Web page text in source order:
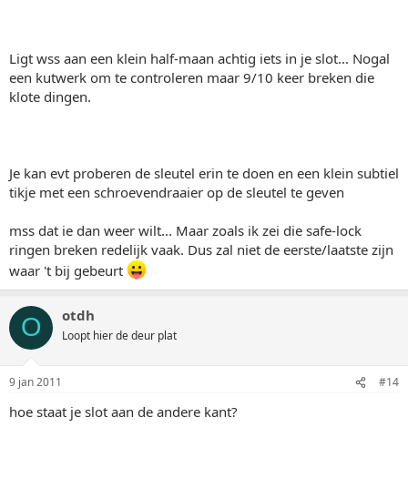
Ligt wss aan een klein half-maan achtig iets in je slot... Nogal
een kutwerk om te controleren maar 9/10 keer breken die
klote dingen.
Je kan evt proberen de sleutel erin te doen en een klein subtiel
tikje met een schroevendraaier op de sleutel te geven
mss dat ie dan weer wilt... Maar zoals ik zei die safe-lock
ringen breken redelijk vaak. Dus zal niet de eerste/laatste zijn
waar 't bij gebeurt
O otdh
Loopt hier de deur plat
9 jan 2011 #14
hoe staat je slot aan de andere kant?